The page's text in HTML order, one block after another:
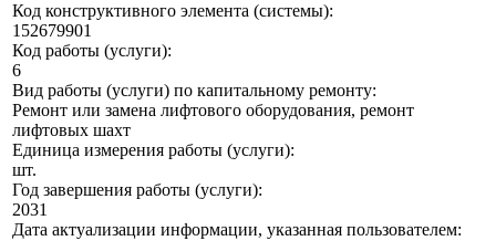
Код конструктивного элемента (системы):
152679901
Код работы (услуги):
6
Вид работы (услуги) по капитальному ремонту:
Ремонт или замена лифтового оборудования, ремонт
лифтовых шахт
Единица измерения работы (услуги):
шт.
Год завершения работы (услуги):
2031
Дата актуализации информации, указанная пользователем: